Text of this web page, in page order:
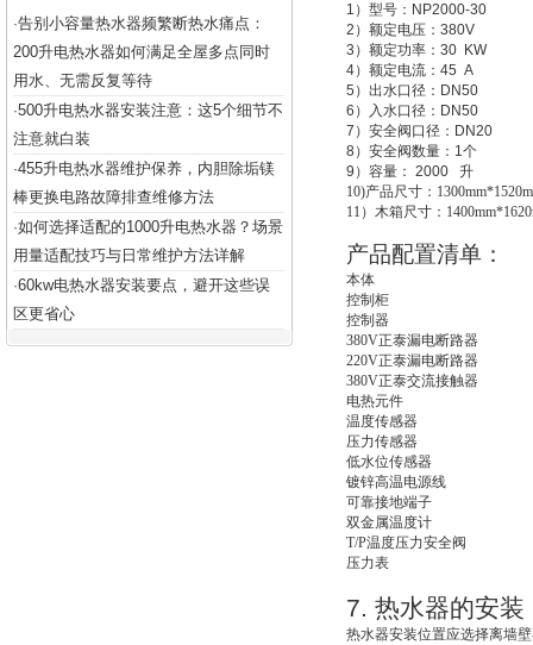
·告别小容量热水器频繁断热水痛点：
200升电热水器如何满足全屋多点同时
用水、无需反复等待
·500升电热水器安装注意：这5个细节不
注意就白装
·455升电热水器维护保养，内胆除垢镁
棒更换电路故障排查维修方法
·如何选择适配的1000升电热水器？场景
用量适配技巧与日常维护方法详解
·60kw电热水器安装要点，避开这些误
区更省心
1 ）型号： NP2000-30
2 ）额定电压： 380V
3 ）额定功率： 30 KW
4）额定电流： 45 A
5 ）出水口径： DN50
6 ）入水口径： DN50
7 ）安全阀口径： DN20
8）安全阀数量： 1个
9 ）容量： 2000 升
10)产品尺寸：
11 ）木箱尺寸：
产品配置清单：
本体
控制柜
控制器
380V正泰漏电断路器
220V正泰漏电断路器
380V正泰交流接触器
电热元件
温度传感器
压力传感器
低水位传感器
镀锌高温电源线
可靠接地端子
双金属温度计
T/P温度压力安全阀
压力表
7. 热水器的安装
热水器安装位置应选择离墙